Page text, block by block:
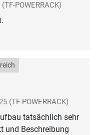
(TF-POWERRACK)
(TF-POWERRACK)
tatsächlich sehr
und Beschreibung